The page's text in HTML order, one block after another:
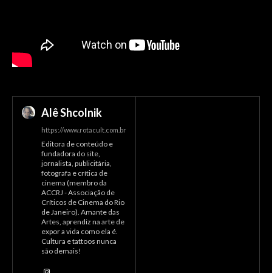
Alê Shcolnik
https://www.rotacult.com.br
Editora de conteúdo e
fundadora do site,
jornalista, publicitária,
fotografa e crítica de
cinema (membro da
ACCRJ - Associação de
Críticos de Cinema do Rio
de Janeiro). Amante das
Artes, aprendiz na arte de
expor a vida como ela é.
Cultura e tattoos nunca
são demais!